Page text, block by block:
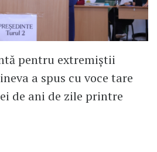
pentru extremiștii
a spus cu voce tare
de ani de zile printre